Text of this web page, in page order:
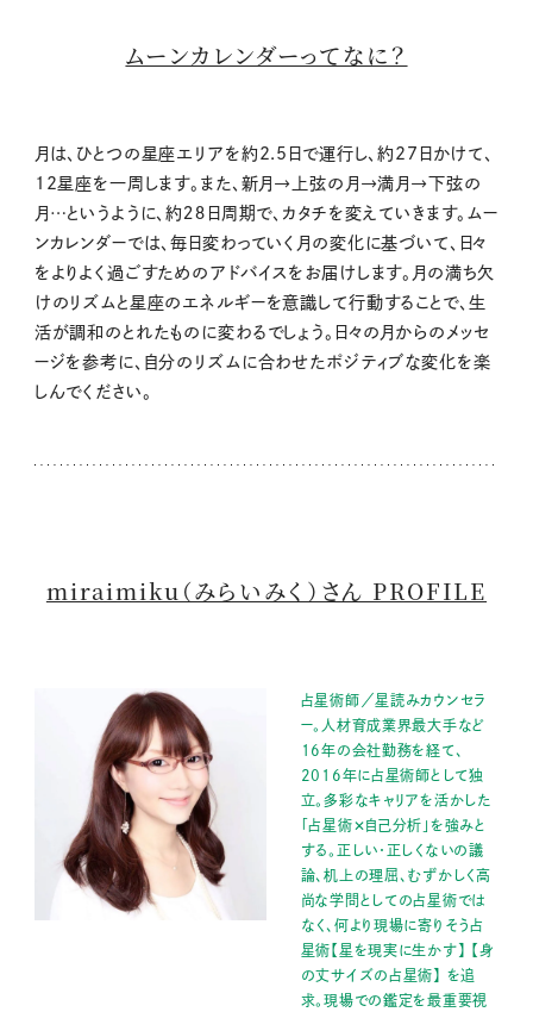
ムーンカレンダーってなに？
月は、ひとつの星座エリアを約2.5日で運行し、約27日かけて、
12星座を一周します。また、新月→上弦の月→満月→下弦の
月…というように、約２８日周期で、カタチを変えていきます。ムー
ンカレンダーでは、毎日変わっていく月の変化に基づいて、日々
をよりよく過ごすためのアドバイスをお届けします。月の満ち欠
けのリズムと星座のエネルギーを意識して行動することで、生
活が調和のとれたものに変わるでしょう。日々の月からのメッセ
ージを参考に、自分のリズムに合わせたポジティブな変化を楽
しんでください。
miraimiku（みらいみく）さん PROFILE
占星術師／星読みカウンセラ
ー。⼈材育成業界最⼤⼿など
16年の会社勤務を経て、
2016年に占星術師として独
⽴。多彩なキャリアを活かした
「占星術✕⾃⼰分析」を強みと
する。正しい・正しくないの議
論、机上の理屈、むずかしく高
尚な学問としての占星術では
なく、何より現場に寄りそう占
星術【星を現実に生かす】 【身
の丈サイズの占星術】 を追
求。現場での鑑定を最重要視